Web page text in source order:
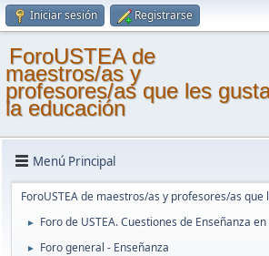
Iniciar sesión Registrarse
ForoUSTEA de
maestros/as y
profesores/as que les
la educación
Menú Principal
ForoUSTEA de maestros/as y profesores/as que
► Foro de USTEA. Cuestiones de Enseñanza
► Foro general - Enseñanza